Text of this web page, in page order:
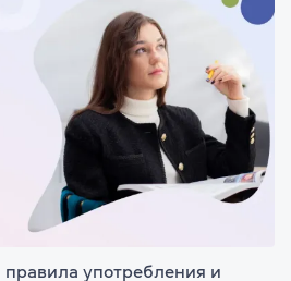
употребления и